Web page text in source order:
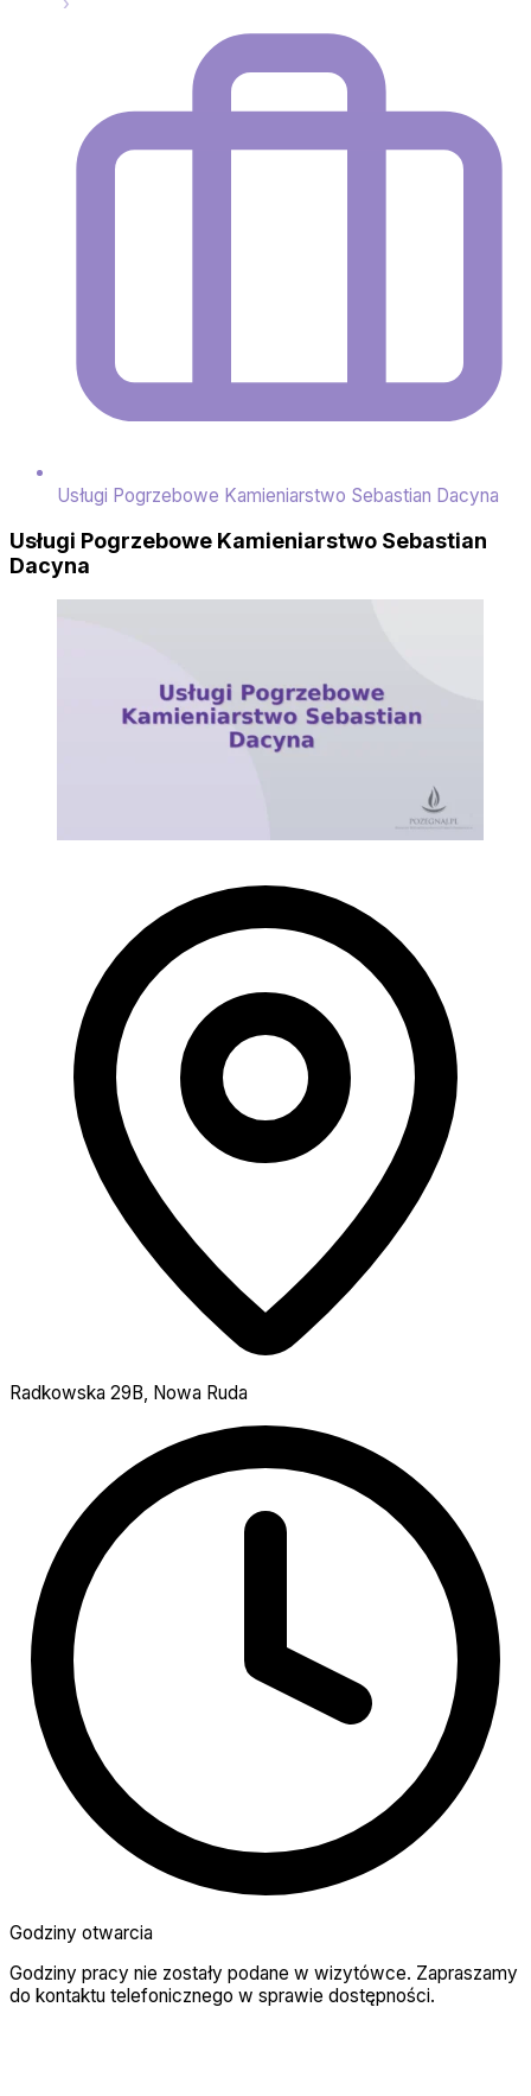
Usługi Pogrzebowe Kamieniarstwo Sebastian Dacyna
Usługi Pogrzebowe Kamieniarstwo Sebastian
Dacyna
Radkowska 29B, Nowa Ruda
Godziny otwarcia
Godziny pracy nie zostały podane w wizytówce. Zapraszamy
do kontaktu telefonicznego w sprawie dostępności.